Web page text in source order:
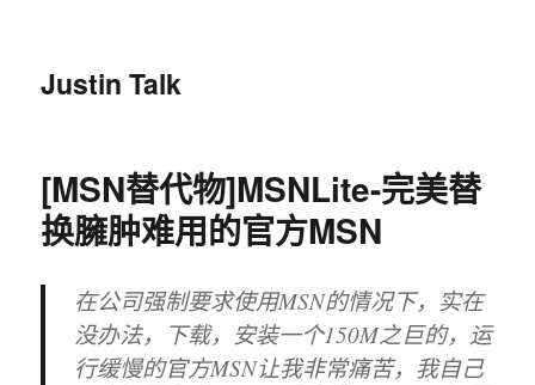
Justin Talk
[MSN替代物]MSNLite-完美替
换臃肿难用的官方MSN
在公司强制要求使用MSN的情况下，实在
没办法，下载，安装一个150M之巨的，运
行缓慢的官方MSN让我非常痛苦，我自己